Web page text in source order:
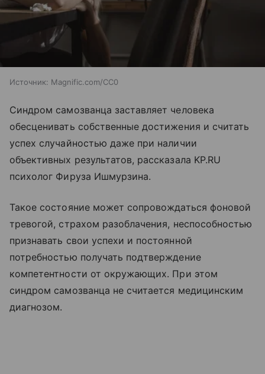
Источник: Magnific.com/CC0
Синдром самозванца заставляет человека
обесценивать собственные достижения и считать
успех случайностью даже при наличии
объективных результатов, рассказала KP.RU
психолог Фируза Ишмурзина.
Такое состояние может сопровождаться фоновой
тревогой, страхом разоблачения, неспособностью
признавать свои успехи и постоянной
потребностью получать подтверждение
компетентности от окружающих. При этом
синдром самозванца не считается медицинским
диагнозом.